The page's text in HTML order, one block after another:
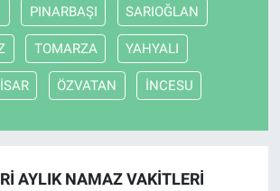
PINARBAŞI SARIOĞLAN
TOMARZA YAHYALI
ÖZVATAN İNCESU
AYLIK NAMAZ VAKITLERI